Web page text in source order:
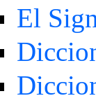
El